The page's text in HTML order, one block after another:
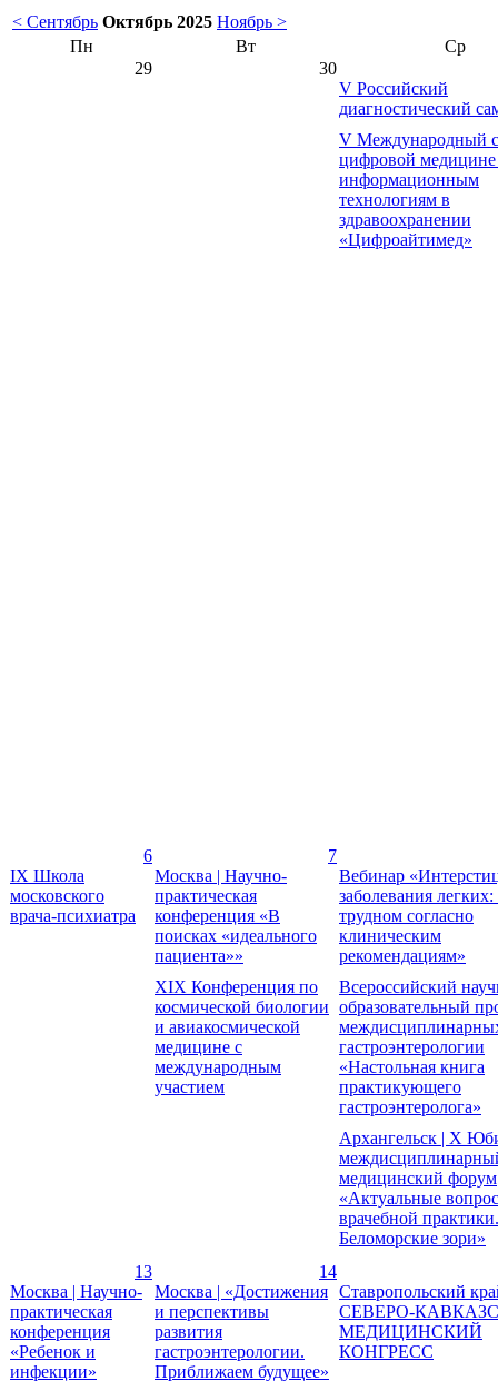
< Сентябрь Октябрь 2025 Ноябрь >
Пн
Вт
Ср
29
30
V Российский
диагностический
V Международный
цифровой
информационным
технологиям в
здравоохранении
«Цифроайтимед»
6
IX Школа
московского
врача-психиатра
7
Москва | Научно-
практическая
конференция «В
поисках «идеального
пациента»»
XIX Конференция по
космической биологии
и авиакосмической
медицине с
международным
участием
Вебинар
заболевания
трудном согласно
клиническим
рекомендациям»
Всероссийский
образовательный
гастроэнтерологии
«Настольная книга
практикующего
гастроэнтеролога»
Архангельск | X
медицинский форум
«Актуальные
врачебной практики.
Беломорские зори»
13
Москва | Научно-
практическая
конференция
«Ребенок и
инфекции»
14
Москва | «Достижения
и перспективы
развития
гастроэнтерологии.
Приближаем будущее»
Ставропольский
СЕВЕРО-
МЕДИЦИНСКИЙ
КОНГРЕСС